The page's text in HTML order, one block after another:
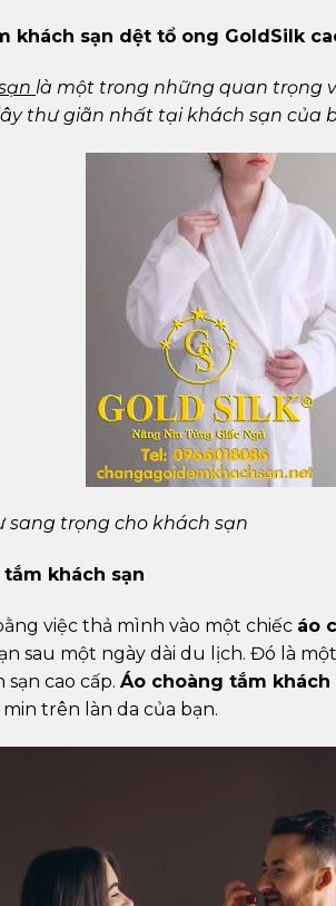
khách sạn dệt tổ ong GoldSilk
là một trong những quan trọng
thư giãn nhất tại khách sạn của
sang trọng cho khách sạn
khách sạn
việc thả mình vào một chiếc áo
sau một ngày dài du lịch. Đó là
cao cấp. Áo choàng tắm khách
trên làn da của bạn.